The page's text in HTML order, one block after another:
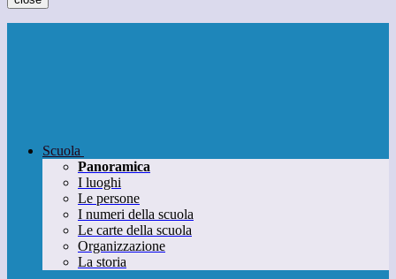
Scuola
Panoramica
I luoghi
Le persone
I numeri della scuola
Le carte della scuola
Organizzazione
La storia